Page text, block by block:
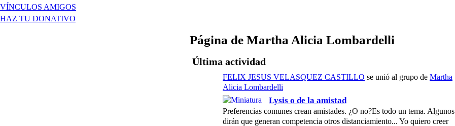
VÍNCULOS AMIGOS
HAZ TU DONATIVO
Página de Martha Alicia Lombardelli
Última actividad
FELIX JESUS VELASQUEZ CASTILLO se unió al grupo de Martha
Alicia Lombardelli
Lysis o de la amistad
Preferencias comunes crean amistades. ¿O no?Es todo un tema. Algunos
dirán que generan competencia otros distanciamiento... Yo quiero creer